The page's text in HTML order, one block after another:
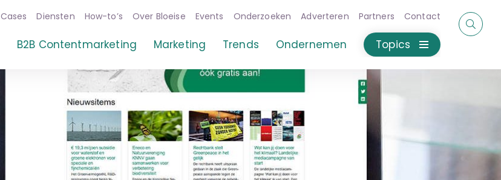
Cases Diensten How-to’s Over Bloeise Events Onderzoeken Adverteren Partners Contact
B2B Contentmarketing Marketing Trends Ondernemen Topics